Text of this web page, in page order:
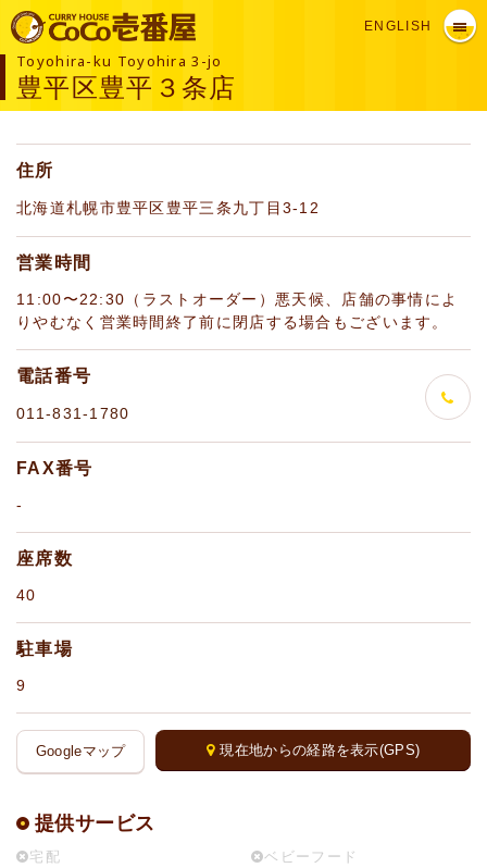
ENGLISH
Toyohira-ku Toyohira 3-jo
豊平区豊平３条店
住所
北海道札幌市豊平区豊平三条九丁目3-12
営業時間
11:00〜22:30（ラストオーダー）悪天候、店舗の事情によ
りやむなく営業時間終了前に閉店する場合もございます。
電話番号
011-831-1780
FAX番号
-
座席数
40
駐車場
9
Googleマップ 現在地からの経路を表示(GPS)
提供サービス
宅配
ベビーフード